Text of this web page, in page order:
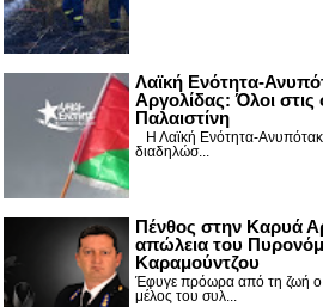
Λαϊκή Ενότητα-
Αργολίδας: Όλοι στις
Παλαιστίνη
Η Λαϊκή Ενότητα-
διαδηλώσ...
Πένθος στην Καρυά
απώλεια του
Καραμούντζου
Έφυγε πρόωρα από τη ζωή ο
μέλος του συλ...